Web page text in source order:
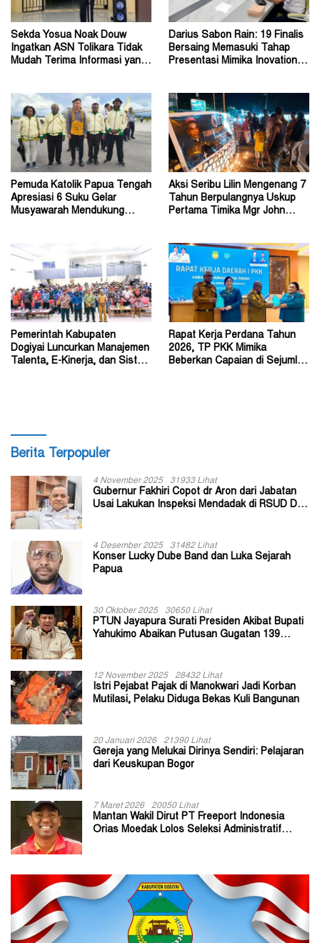
Sekda Yosua Noak Douw
Ingatkan ASN Tolikara Tidak
Mudah Terima Informasi yang
Darius Sabon Rain: 19 Finalis
Bersaing Memasuki Tahap
Presentasi Mimika Inovation
Pemuda Katolik Papua Tengah
Apresiasi 6 Suku Gelar
Musyawarah Mendukung
Aksi Seribu Lilin Mengenang 7
Tahun Berpulangnya Uskup
Pertama Timika Mgr John
Pemerintah Kabupaten
Dogiyai Luncurkan Manajemen
Talenta, E-Kinerja, dan Sistem
Rapat Kerja Perdana Tahun
2026, TP PKK Mimika
Beberkan Capaian di Sejumlah
Berita Terpopuler
4 November 2025 31933 Lihat
Gubernur Fakhiri Copot dr Aron dari Jabatan
Usai Lakukan Inspeksi Mendadak di RSUD Dok
4 Desember 2025 31482 Lihat
Konser Lucky Dube Band dan Luka Sejarah
Papua
30 Oktober 2025 30650 Lihat
PTUN Jayapura Surati Presiden Akibat Bupati
Yahukimo Abaikan Putusan Gugatan 139
12 November 2025 28432 Lihat
Istri Pejabat Pajak di Manokwari Jadi Korban
Mutilasi, Pelaku Diduga Bekas Kuli Bangunan
20 Januari 2026 21390 Lihat
Gereja yang Melukai Dirinya Sendiri: Pelajaran
dari Keuskupan Bogor
7 Maret 2026 20050 Lihat
Mantan Wakil Dirut PT Freeport Indonesia
Orias Moedak Lolos Seleksi Administratif